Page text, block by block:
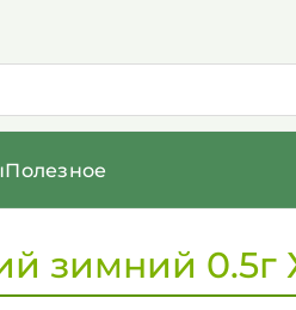
Полезное
зимний